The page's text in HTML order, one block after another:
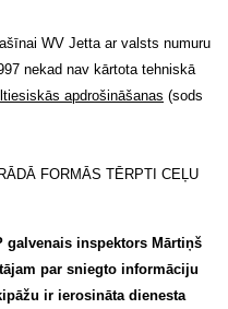
WV Jetta ar valsts numuru
nekad nav kārtota tehniskā
apdrošināšanas (sods
FORMĀS TĒRPTI CEĻU
galvenais inspektors Mārtiņš
par sniegto informāciju
ir ierosināta dienesta